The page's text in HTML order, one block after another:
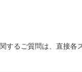
るご質問は、直接各